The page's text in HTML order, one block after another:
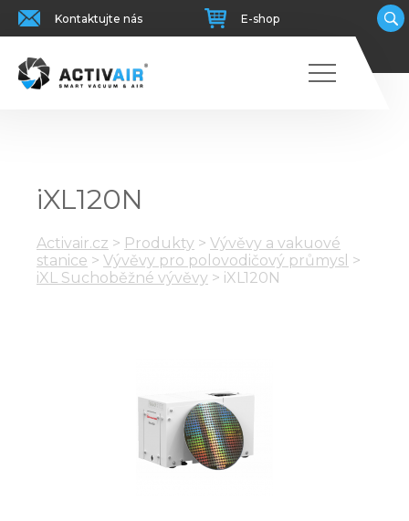
Kontaktujte nás E-shop
iXL120N
Activair.cz > Produkty > Vývěvy a vakuové
stanice > Vývěvy pro polovodičový průmysl >
iXL Suchoběžné vývěvy > iXL120N